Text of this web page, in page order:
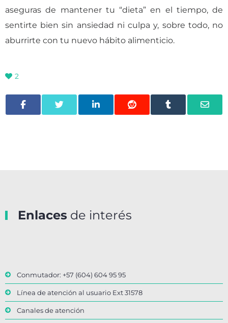
aseguras de mantener tu “dieta” en el tiempo, de
sentirte bien sin ansiedad ni culpa y, sobre todo, no
aburrirte con tu nuevo hábito alimenticio.
2
Enlaces de interés
Conmutador: +57 (604) 604 95 95
Línea de atención al usuario Ext 31578
Canales de atención